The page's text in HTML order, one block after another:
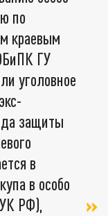
по
краевым
ГУ
уголовное
защиты
в
в особо
РФ),